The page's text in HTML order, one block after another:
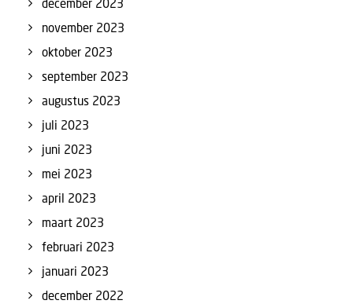
december 2023
november 2023
oktober 2023
september 2023
augustus 2023
juli 2023
juni 2023
mei 2023
april 2023
maart 2023
februari 2023
januari 2023
december 2022